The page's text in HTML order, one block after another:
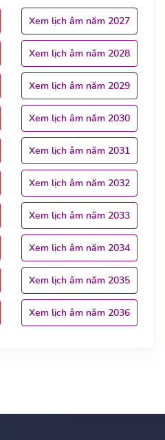
Xem lịch âm năm 2027
Xem lịch âm năm 2028
Xem lịch âm năm 2029
Xem lịch âm năm 2030
Xem lịch âm năm 2031
Xem lịch âm năm 2032
Xem lịch âm năm 2033
Xem lịch âm năm 2034
Xem lịch âm năm 2035
Xem lịch âm năm 2036